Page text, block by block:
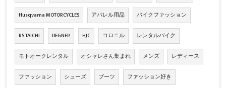
Husqvarna MOTORCYCLES アパレル用品 バイクファッション
RS TAICHI DEGNER HJC コロニル レンタルバイク
モトオークレンタル オシャレさん集まれ メンズ レディース
ファッション シューズ ブーツ ファッション好き